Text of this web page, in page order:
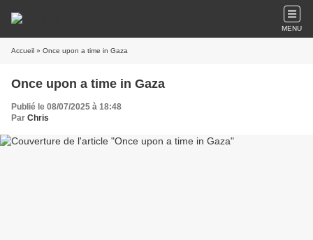
MENU
Accueil » Once upon a time in Gaza
Once upon a time in Gaza
Publié le 08/07/2025 à 18:48
Par Chris